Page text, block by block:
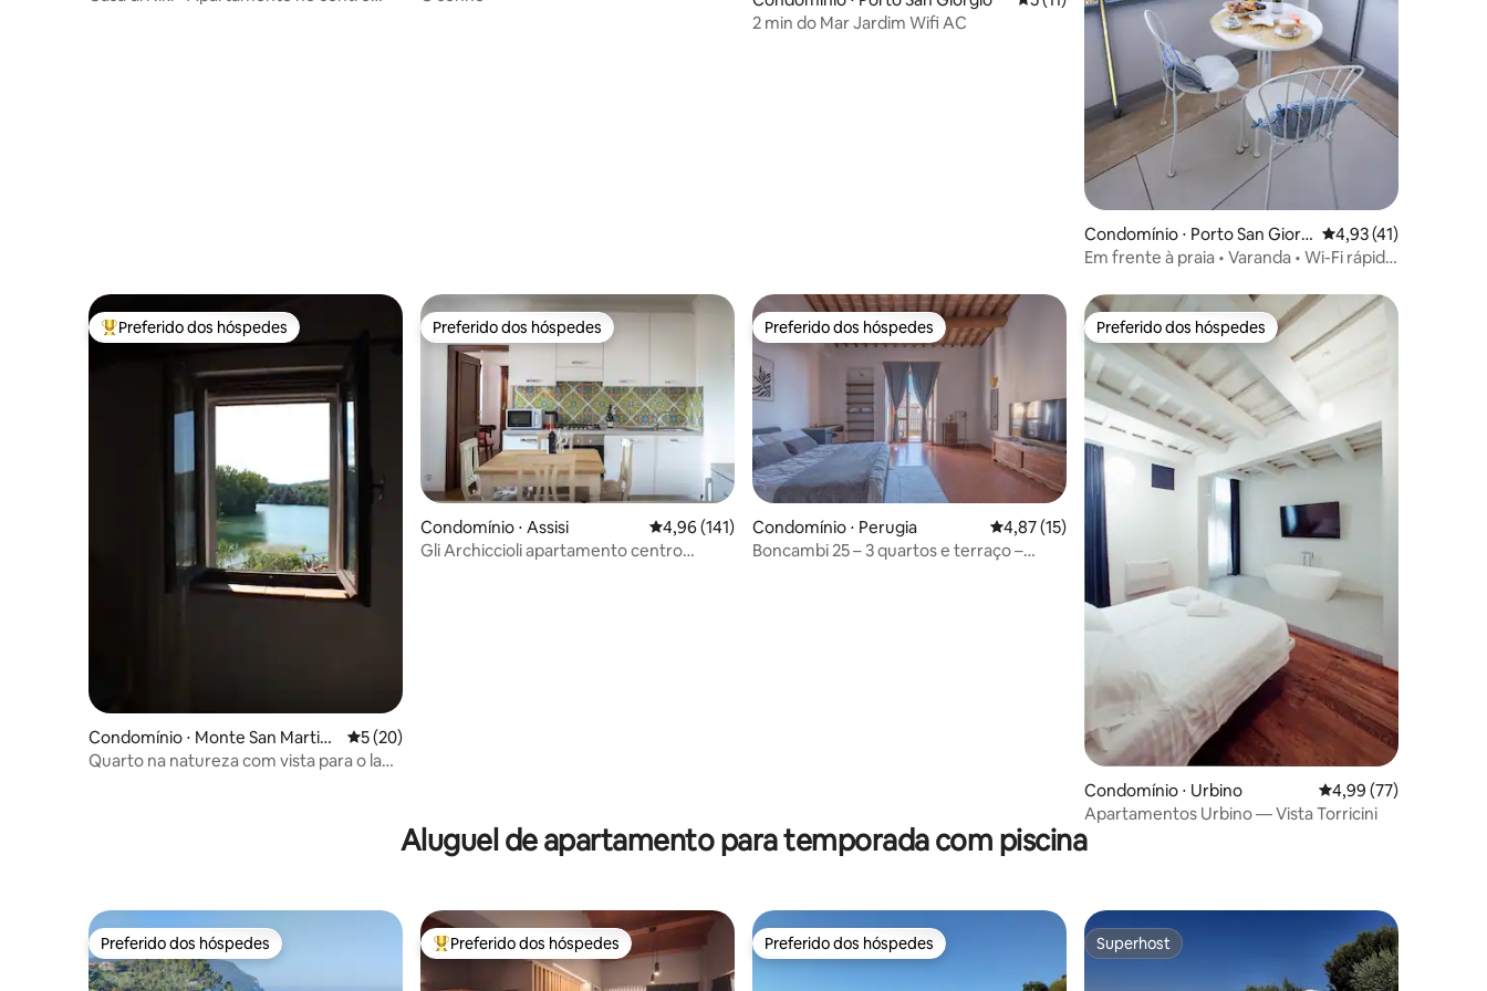
2 min do Mar Jardim Wifi AC
Condomínio ⋅ Porto San Giorg
io
4,93 de uma
4,93 (41)
Em frente à praia • Varanda • Wi-Fi rápido
Entre os melhores preferidos dos hóspedes
Preferido dos hóspedes
Condomínio ⋅ Monte San Martin
o (MC)
5 de uma avaliação média de 5, 20 avaliações
5 (20)
Quarto na natureza com vista para o lago
Preferido dos hóspedes
Preferido dos hóspedes
Condomínio ⋅ Assisi 4,96 de uma avaliação média de 5, 141 avaliações
4,96 (141)
Gli Archiccioli apartamento centro
Preferido dos hóspedes
Preferido dos hóspedes
Condomínio ⋅ Perugia 4,87 de uma avaliação média de 5, 15 avaliações
4,87 (15)
Boncambi 25 – 3 quartos e terraço –
Preferido dos hóspedes
Preferido dos hóspedes
Condomínio ⋅ Urbino 4,99 de uma
4,99 (77)
Apartamentos Urbino — Vista Torricini
Aluguel de apartamento para temporada com piscina
Preferido dos hóspedes
Preferido dos hóspedes Entre os melhores preferidos dos hóspedes
Preferido dos hóspedes Preferido dos hóspedes
Preferido dos hóspedes Superhost
Superhost